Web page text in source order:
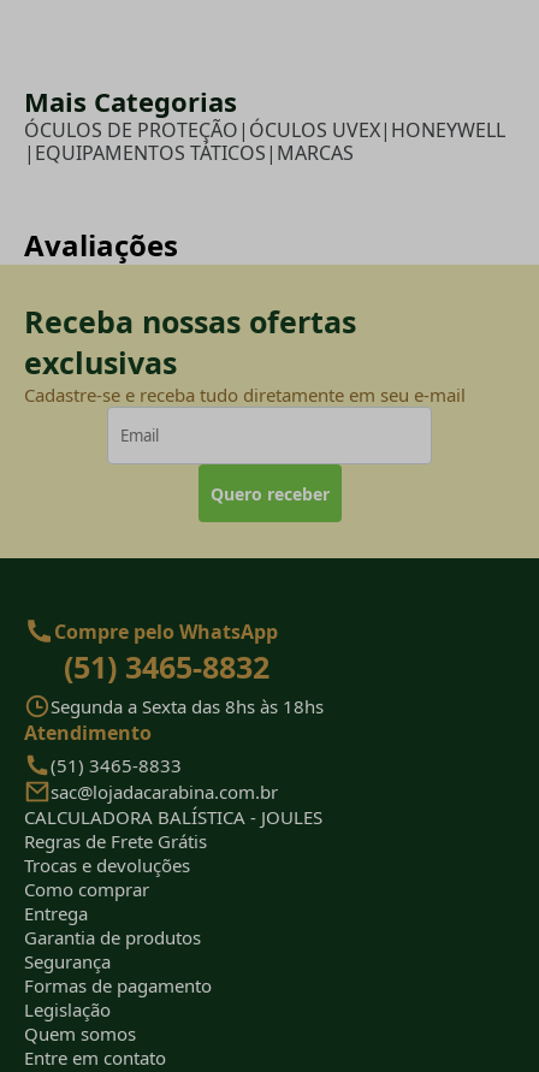
Mais Categorias
ÓCULOS DE PROTEÇÃO| ÓCULOS UVEX| HONEYWELL
| EQUIPAMENTOS TÁTICOS| MARCAS
Avaliações
Receba nossas ofertas
exclusivas
Cadastre-se e receba tudo diretamente em seu e-mail
Quero receber
Compre pelo WhatsApp
(51) 3465-8832
Segunda a Sexta das 8hs às 18hs
Atendimento
(51) 3465-8833
sac@lojadacarabina.com.br
CALCULADORA BALÍSTICA - JOULES
Regras de Frete Grátis
Trocas e devoluções
Como comprar
Entrega
Garantia de produtos
Segurança
Formas de pagamento
Legislação
Quem somos
Entre em contato